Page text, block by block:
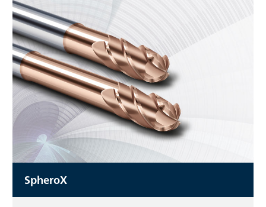
SpheroX